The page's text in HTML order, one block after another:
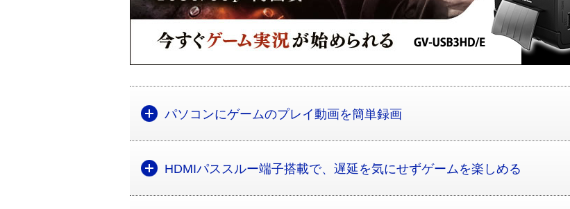
パソコンにゲームのプレイ動画を簡単録画
HDMIパススルー端子搭載で、遅延を気にせずゲームを楽しめる